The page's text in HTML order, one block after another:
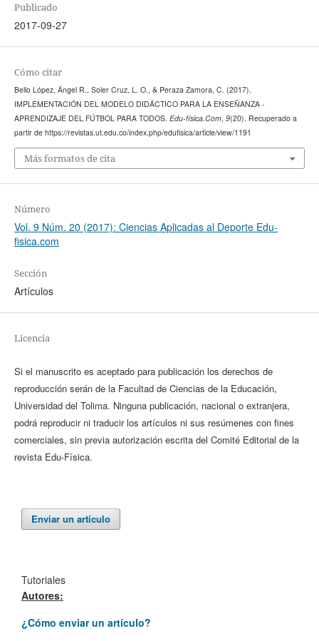
Publicado
2017-09-27
Cómo citar
Bello López, Ángel R., Soler Cruz, L. O., & Peraza Zamora, C. (2017).
IMPLEMENTACIÓN DEL MODELO DIDÁCTICO PARA LA ENSEÑANZA -
APRENDIZAJE DEL FÚTBOL PARA TODOS. Edu-física.Com, 9(20). Recuperado a
partir de https://revistas.ut.edu.co/index.php/edufisica/article/view/1191
Más formatos de cita
Número
Vol. 9 Núm. 20 (2017): Ciencias Aplicadas al Deporte Edu-
fisica.com
Sección
Artículos
Licencia
Si el manuscrito es aceptado para publicación los derechos de
reproducción serán de la Facultad de Ciencias de la Educación,
Universidad del Tolima. Ninguna publicación, nacional o extranjera,
podrá reproducir ni traducir los artículos ni sus resúmenes con fines
comerciales, sin previa autorización escrita del Comité Editorial de la
revista Edu-Física.
Enviar un artículo
Tutoriales
Autores:
¿Cómo enviar un artículo?